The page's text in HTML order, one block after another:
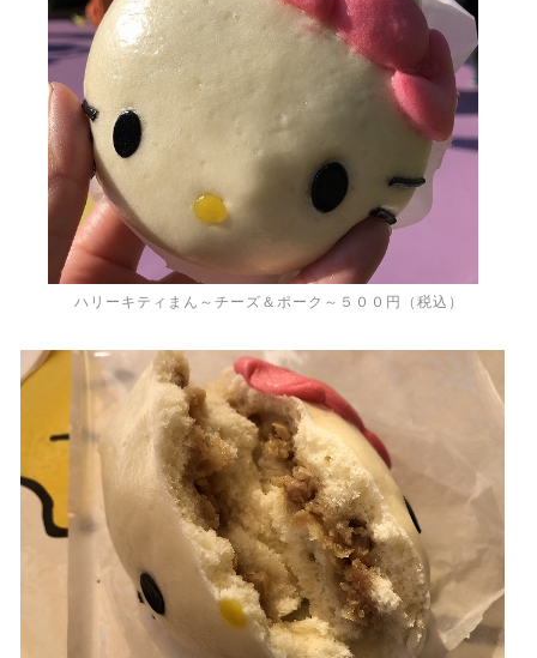
ハリーキティまん～チーズ＆ポーク～５００円（税込）